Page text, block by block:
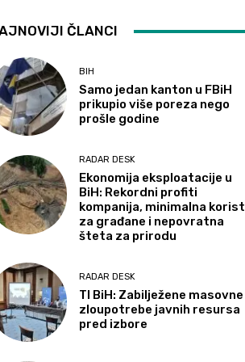
ČLANCI
BIH
Samo jedan kanton u FBiH
prikupio više poreza nego
prošle godine
RADAR DESK
Ekonomija eksploatacije u
BiH: Rekordni profiti
kompanija, minimalna korist
za građane i nepovratna
šteta za prirodu
RADAR DESK
TI BiH: Zabilježene masovne
zloupotrebe javnih resursa
pred izbore